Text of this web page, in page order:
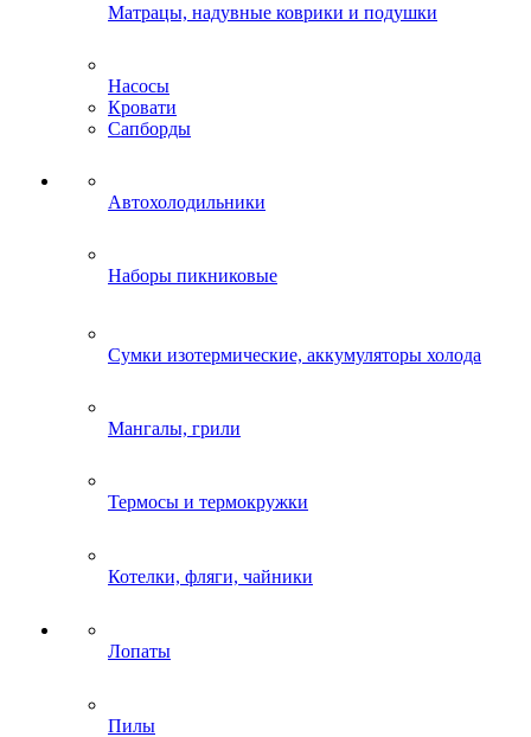
Матрацы, надувные коврики и подушки
Насосы
Кровати
Сапборды
Автохолодильники
Наборы пикниковые
Сумки изотермические, аккумуляторы холода
Мангалы, грили
Термосы и термокружки
Котелки, фляги, чайники
Лопаты
Пилы